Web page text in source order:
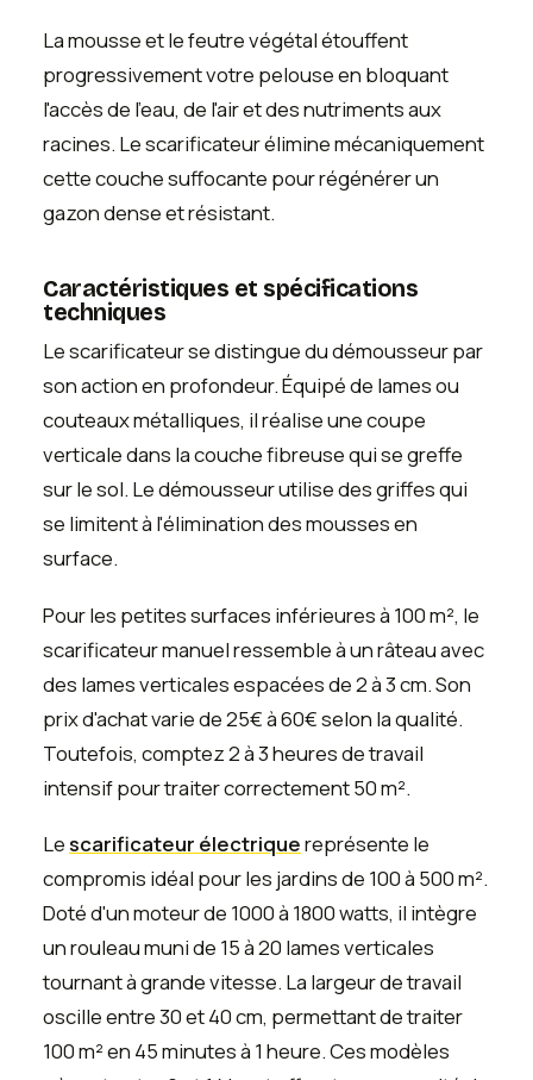
La mousse et le feutre végétal étouffent
progressivement votre pelouse en bloquant
l'accès de l'eau, de l'air et des nutriments aux
racines. Le scarificateur élimine mécaniquement
cette couche suffocante pour régénérer un
gazon dense et résistant.
Caractéristiques et spécifications
techniques
Le scarificateur se distingue du démousseur par
son action en profondeur. Équipé de lames ou
couteaux métalliques, il réalise une coupe
verticale dans la couche fibreuse qui se greffe
sur le sol. Le démousseur utilise des griffes qui
se limitent à l'élimination des mousses en
surface.
Pour les petites surfaces inférieures à 100 m², le
scarificateur manuel ressemble à un râteau avec
des lames verticales espacées de 2 à 3 cm. Son
prix d'achat varie de 25€ à 60€ selon la qualité.
Toutefois, comptez 2 à 3 heures de travail
intensif pour traiter correctement 50 m².
Lescarificateur électriquereprésente le
compromis idéal pour les jardins de 100 à 500 m².
Doté d'un moteur de 1000 à 1800 watts, il intègre
un rouleau muni de 15 à 20 lames verticales
tournant à grande vitesse. La largeur de travail
oscille entre 30 et 40 cm, permettant de traiter
100 m² en 45 minutes à 1 heure. Ces modèles